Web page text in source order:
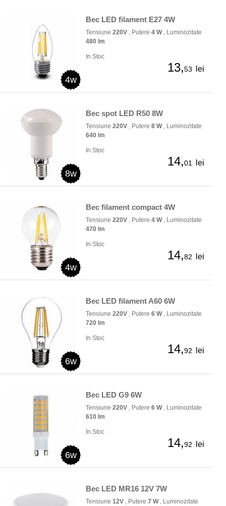
4w
Bec LED filament E27 4W
Tensiune 220V , Putere 4 W, Luminozitate
480 lm
In Stoc
13,53 lei
8w
Bec spot LED R50 8W
Tensiune 220V , Putere 8 W, Luminozitate
640 lm
In Stoc
14,01 lei
4w
Bec filament compact 4W
Tensiune 220V , Putere 4 W, Luminozitate
470 lm
In Stoc
14,82 lei
6w
Bec LED filament A60 6W
Tensiune 220V , Putere 6 W, Luminozitate
720 lm
In Stoc
14,92 lei
6w
Bec LED G9 6W
Tensiune 220V , Putere 6 W, Luminozitate
610 lm
In Stoc
14,92 lei
Bec LED MR16 12V 7W
Tensiune 12V , Putere 7 W, Luminozitate